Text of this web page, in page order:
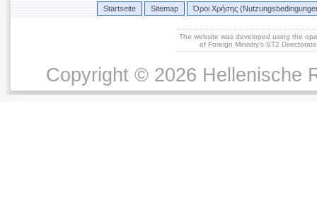
Startseite Sitemap Όροι Χρήσης
The website was developed using the
of Foreign Ministry's ST2
Copyright © 2026 Hellenische